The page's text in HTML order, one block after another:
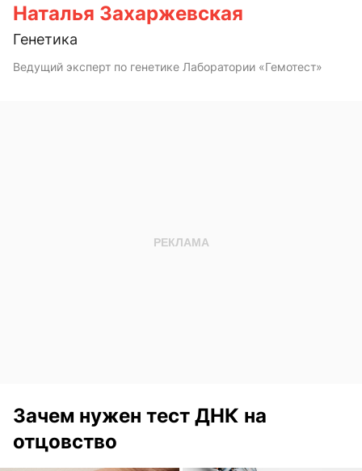
Наталья Захаржевская
Генетика
Ведущий эксперт по генетике Лаборатории «Гемотест»
Зачем нужен тест ДНК на
отцовство